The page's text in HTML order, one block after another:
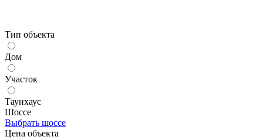
Тип объекта
Дом
Участок
Таунхаус
Шоссе
Выбрать шоссе
Цена объекта